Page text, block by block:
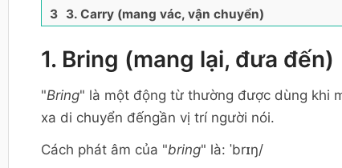
3. Carry (mang vác, vận chuyển)
1. Bring (mang lại, đưa đến)
"Bring" là một động từ thường được dùng khi
xa di chuyển đếngần vị trí người nói.
Cách phát âm của "bring" là: ˈbrɪŋ/